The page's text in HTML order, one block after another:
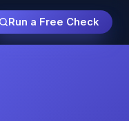
Run a Free Check